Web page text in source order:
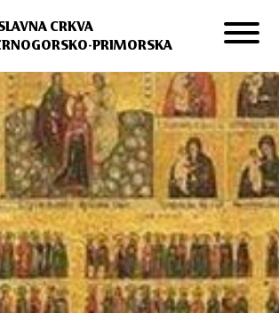
CRKVA
PRIMORSKA